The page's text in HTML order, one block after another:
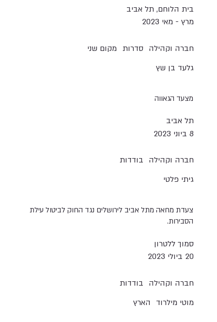
בית הלוחם, תל אביב
מרץ - מאי 2023
מקום שני סדרות חברה וקהילה
גלעד בן שץ
מצעד הגאווה
תל אביב
8 ביוני 2023
בודדות חברה וקהילה
גיתי פלטי
צעדת מחאה מתל אביב לירושלים נגד החוק לביטול עילת
הסבירות.
סמוך ללטרון
20 ביולי 2023
בודדות חברה וקהילה
הארץ מוטי מילרוד